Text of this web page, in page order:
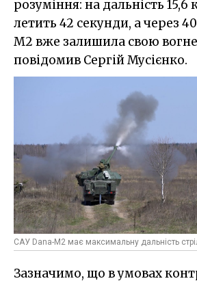
розуміння: на дальність 15,6
летить 42 секунди, а через
M2 вже залишила свою
повідомив Сергій Мусієнко.
САУ Dana-M2 має максимальну дальність
Зазначимо, що в умовах